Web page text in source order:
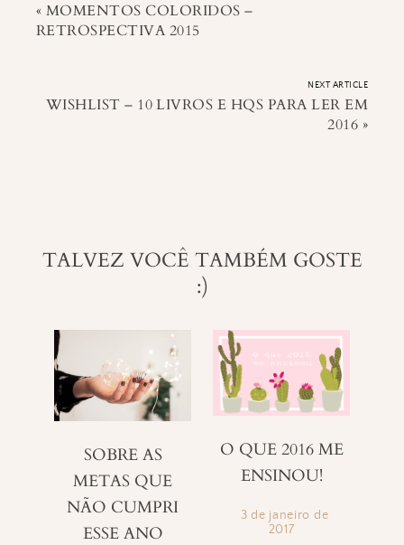
« MOMENTOS COLORIDOS –
RETROSPECTIVA 2015
NEXT ARTICLE
WISHLIST – 10 LIVROS E HQS PARA LER EM
2016 »
TALVEZ VOCÊ TAMBÉM GOSTE
:)
SOBRE AS
METAS QUE
NÃO CUMPRI
ESSE ANO
O QUE 2016 ME
ENSINOU!
3 de janeiro de
2017